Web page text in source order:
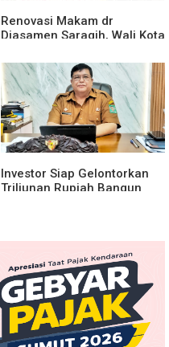
Renovasi Makam dr
Djasamen Saragih, Wali Kota
Nilai Perjuangan Tokoh
Bangsa
Investor Siap Gelontorkan
Triliunan Rupiah Bangun